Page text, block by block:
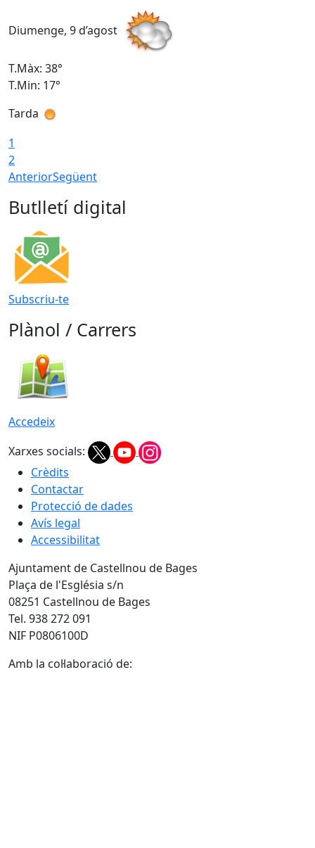
Diumenge, 9 d’agost
T.Màx: 38°
T.Min: 17°
Tarda
1
2
AnteriorSegüent
Butlletí digital
Subscriu-te
Plànol / Carrers
Accedeix
Xarxes socials:
Crèdits
Contactar
Protecció de dades
Avís legal
Accessibilitat
Ajuntament de Castellnou de Bages
Plaça de l'Església s/n
08251 Castellnou de Bages
Tel. 938 272 091
NIF P0806100D
Amb la col·laboració de: